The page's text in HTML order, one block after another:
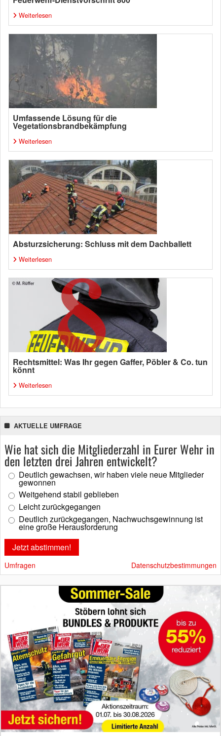
Weiterlesen
Umfassende Lösung für die
Vegetationsbrandbekämpfung
Weiterlesen
Absturzsicherung: Schluss mit dem Dachballett
Weiterlesen
Rechtsmittel: Was Ihr gegen Gaffer, Pöbler & Co. tun
könnt
Weiterlesen
AKTUELLE UMFRAGE
Wie hat sich die Mitgliederzahl in Eurer Wehr in
den letzten drei Jahren entwickelt?
Deutlich gewachsen, wir haben viele neue Mitglieder
gewonnen
Weitgehend stabil geblieben
Leicht zurückgegangen
Deutlich zurückgegangen, Nachwuchsgewinnung ist
eine große Herausforderung
Umfragen Datenschutzbestimmungen